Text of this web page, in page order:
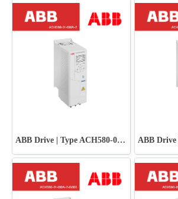
ABB Drive | Type ACH580-01-018A-2